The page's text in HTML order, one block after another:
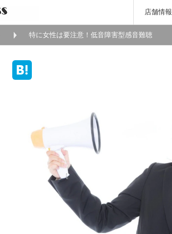
店舗情報
特に女性は要注意！低音障害型感音難聴